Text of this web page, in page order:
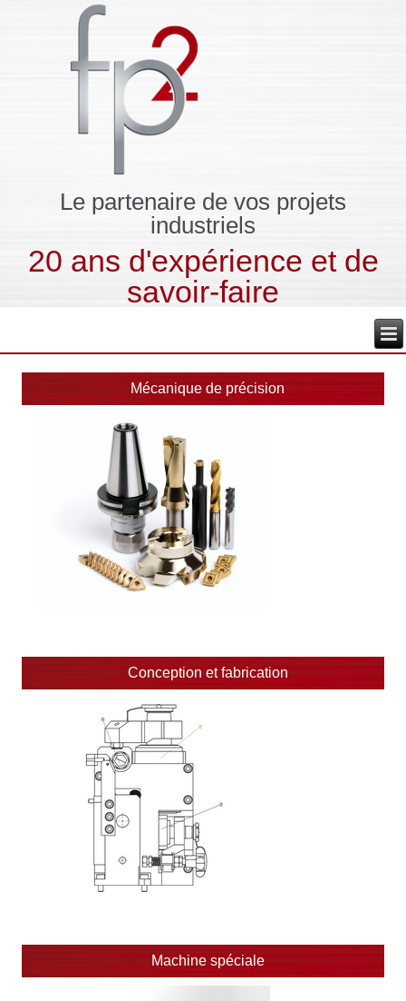
Le partenaire de vos projets
industriels
20 ans d'expérience et de
savoir-faire
Mécanique de précision
Conception et fabrication
Machine spéciale